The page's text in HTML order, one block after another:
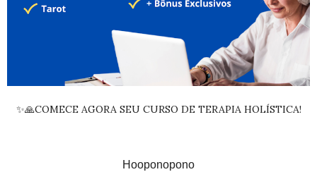
✨🙏COMECE AGORA SEU CURSO DE TERAPIA HOLÍSTICA!
Hooponopono